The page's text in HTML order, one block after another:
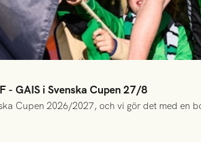
GAIS i Svenska Cupen 27/8
Cupen 2026/2027, och vi gör det med